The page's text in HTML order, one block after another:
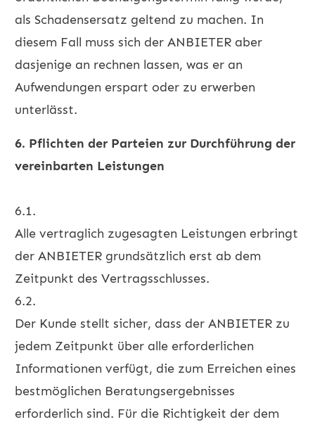
als Schadensersatz geltend zu machen. In
diesem Fall muss sich der ANBIETER aber
dasjenige an rechnen lassen, was er an
Aufwendungen erspart oder zu erwerben
unterlässt.
6. Pflichten der Parteien zur Durchführung der
vereinbarten Leistungen
6.1.
Alle vertraglich zugesagten Leistungen erbringt
der ANBIETER grundsätzlich erst ab dem
Zeitpunkt des Vertragsschlusses.
6.2.
Der Kunde stellt sicher, dass der ANBIETER zu
jedem Zeitpunkt über alle erforderlichen
Informationen verfügt, die zum Erreichen eines
bestmöglichen Beratungsergebnisses
erforderlich sind. Für die Richtigkeit der dem